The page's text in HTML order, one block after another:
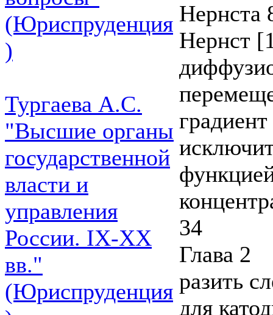
(Юриспруденция
)
Тургаева А.С.
"Высшие органы
государственной
власти и
управления
России. IХ-ХХ
вв."
(Юриспруденция
Нернста
Нернст
34
Глава 2
разить
для